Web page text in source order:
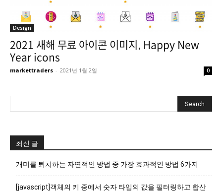
Design
2021 새해 무료 아이콘 이미지, Happy New
Year icons
markettraders - 2021년 1월 2일 0
최신 글
개미를 퇴치하는 자연적인 방법 중 가장 효과적인 방법 6가지
[javascript]객체의 키 중에서 숫자 타입의 값을 필터링하고 합산